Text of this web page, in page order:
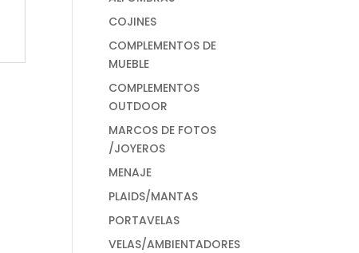
COJINES
COMPLEMENTOS DE
MUEBLE
COMPLEMENTOS
OUTDOOR
MARCOS DE FOTOS
/JOYEROS
MENAJE
PLAIDS/MANTAS
PORTAVELAS
VELAS/AMBIENTADORES